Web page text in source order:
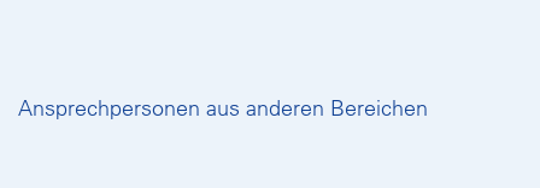
Ansprechpersonen aus anderen Bereichen